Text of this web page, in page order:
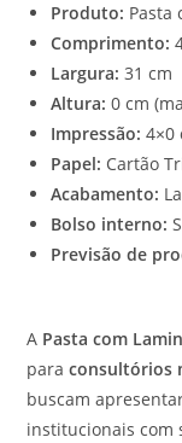
Produto: Pasta
Comprimento:
Largura: 31 cm
Altura: 0 cm
Impressão: 4×0
Papel: Cartão
Acabamento:
Bolso interno:
Previsão de
A Pasta com
paraconsultórios
buscam
institucionais com